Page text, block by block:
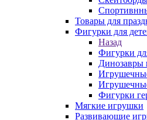
Товары для
Фигурки для
Назад
Фигурки
Динозавры
Фигурки
Мягкие игрушки
Развивающие